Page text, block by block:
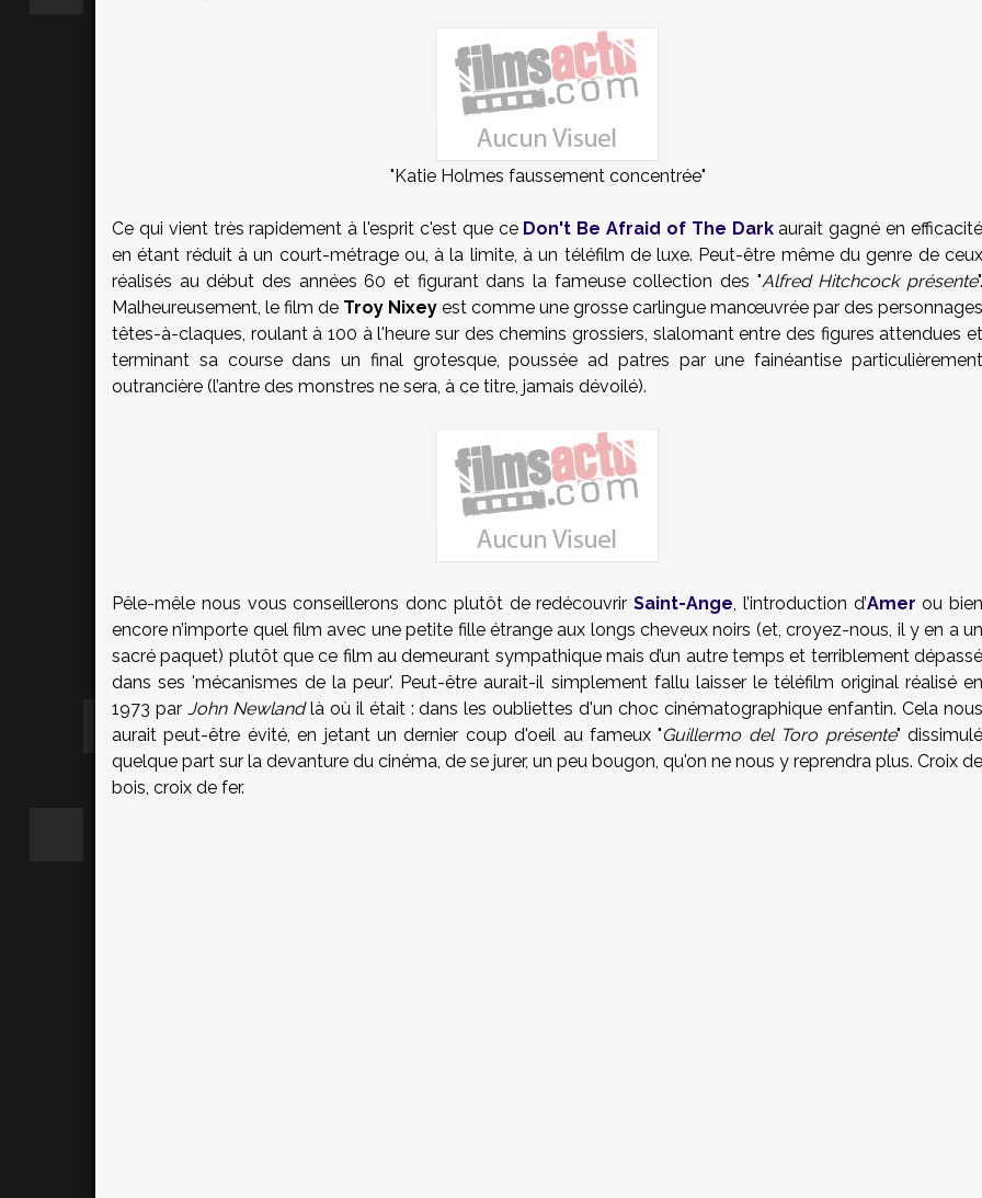
"Katie Holmes faussement concentrée"
Ce qui vient très rapidement à l'esprit c'est que ce Don't Be Afraid of The Darkaurait gagné en efficacité
en étant réduit à un court-métrage ou, à la limite, à un téléfilm de luxe. Peut-être même du genre de ceux
réalisés au début des années 60 et figurant dans la fameuse collection des "Alfred Hitchcock présente".
Malheureusement, le film de Troy Nixey est comme une grosse carlingue manœuvrée par des personnages
têtes-à-claques, roulant à 100 à l'heure sur des chemins grossiers, slalomant entre des figures attendues et
terminant sa course dans un final grotesque, poussée ad patres par une fainéantise particulièrement
outrancière (l’antre des monstres ne sera, à ce titre, jamais dévoilé).
Pêle-mêle nous vous conseillerons donc plutôt de redécouvrir Saint-Ange, l’introduction d’Amer ou bien
encore n’importe quel film avec une petite fille étrange aux longs cheveux noirs (et, croyez-nous, il y en a un
sacré paquet) plutôt que ce film au demeurant sympathique mais d’un autre temps et terriblement dépassé
dans ses 'mécanismes de la peur'. Peut-être aurait-il simplement fallu laisser le téléfilm original réalisé en
1973 par John Newlandlà où il était : dans les oubliettes d'un choc cinématographique enfantin. Cela nous
aurait peut-être évité, en jetant un dernier coup d'oeil au fameux "Guillermo del Toro présente" dissimulé
quelque part sur la devanture du cinéma, de se jurer, un peu bougon, qu'on ne nous y reprendra plus. Croix de
bois, croix de fer.